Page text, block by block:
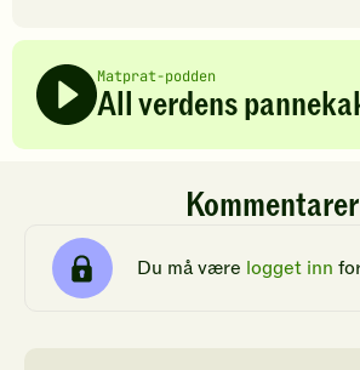
Matprat-podden
All verdens
Kommentarer
Du må være logget inn